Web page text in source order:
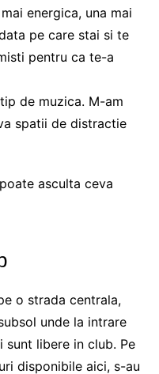
energica, una mai
pe care stai si te
pentru ca te-a
de muzica. M-am
spatii de distractie
asculta ceva
o strada centrala,
unde la intrare
sunt libere in club. Pe
disponibile aici, s-au